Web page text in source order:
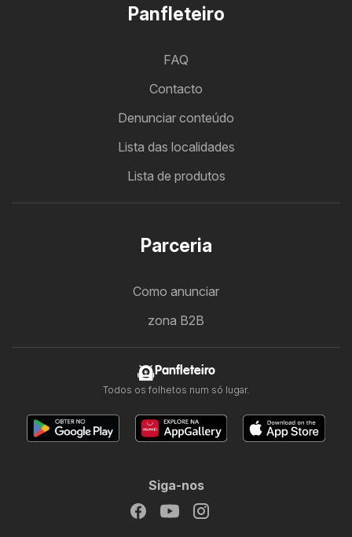
Panfleteiro
FAQ
Contacto
Denunciar conteúdo
Lista das localidades
Lista de produtos
Parceria
Como anunciar
zona B2B
Panfleteiro
Todos os folhetos num só lugar.
Siga-nos